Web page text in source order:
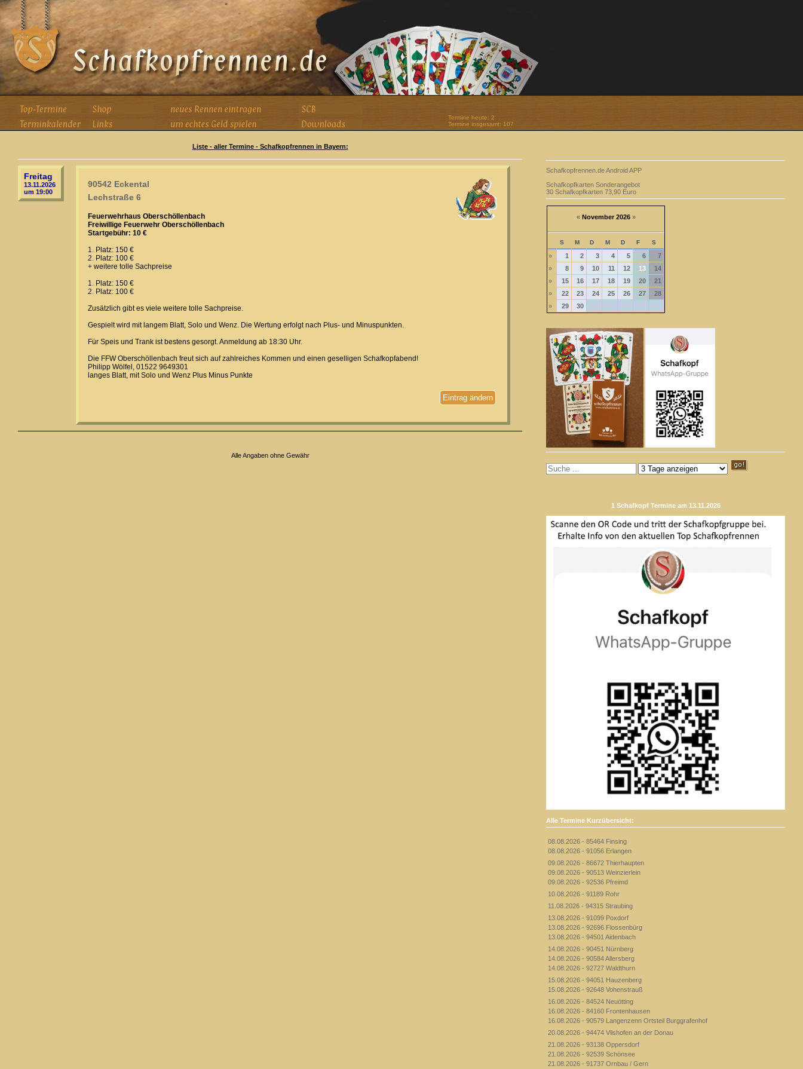
Termine heute: 2
Termine insgesamt: 107
Liste - aller Termine - Schafkopfrennen in Bayern:
Freitag
13.11.2026
um 19:00
90542 Eckental
Lechstraße 6
Feuerwehrhaus Oberschöllenbach
Freiwillige Feuerwehr Oberschöllenbach
Startgebühr: 10 €
1. Platz: 150 €
2. Platz: 100 €
+ weitere tolle Sachpreise
1. Platz: 150 €
2. Platz: 100 €
Zusätzlich gibt es viele weitere tolle Sachpreise.
Gespielt wird mit langem Blatt, Solo und Wenz. Die Wertung erfolgt nach Plus- und Minuspunkten.
Für Speis und Trank ist bestens gesorgt. Anmeldung ab 18:30 Uhr.
Die FFW Oberschöllenbach freut sich auf zahlreiches Kommen und einen geselligen Schafkopfabend!
Philipp Wölfel, 01522 9649301
langes Blatt, mit Solo und Wenz Plus Minus Punkte
Eintrag ändern
Alle Angaben ohne Gewähr
Schafkopfrennen.de Android APP
Schafkopfkarten Sonderangebot
30 Schafkopfkarten 73,90 Euro
«November 2026 »
S M D M D F S
» 1 2 3 4 5 6
7
»
8 9 10 11 12 13
14
»
15 16 17 18 19 20
21
»
22 23 24 25 26 27
28
»
29 30
1 Schafkopf Termine am 13.11.2026
Alle Termine Kurzübersicht:
08.08.2026 - 85464 Finsing
08.08.2026 - 91056 Erlangen
09.08.2026 - 86672 Thierhaupten
09.08.2026 - 90513 Weinzierlein
09.08.2026 - 92536 Pfreimd
10.08.2026 - 91189 Rohr
11.08.2026 - 94315 Straubing
13.08.2026 - 91099 Poxdorf
13.08.2026 - 92696 Flossenbürg
13.08.2026 - 94501 Aidenbach
14.08.2026 - 90451 Nürnberg
14.08.2026 - 90584 Allersberg
14.08.2026 - 92727 Waldthurn
15.08.2026 - 94051 Hauzenberg
15.08.2026 - 92648 Vohenstrauß
16.08.2026 - 84524 Neuötting
16.08.2026 - 84160 Frontenhausen
16.08.2026 - 90579 Langenzenn Ortsteil Burggrafenhof
20.08.2026 - 94474 Vilshofen an der Donau
21.08.2026 - 93138 Oppersdorf
21.08.2026 - 92539 Schönsee
21.08.2026 - 91737 Ornbau / Gern